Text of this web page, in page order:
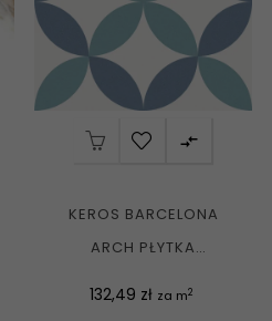

KEROS BARCELONA
ARCH PŁYTKA
Cena
132,49 zł za m2